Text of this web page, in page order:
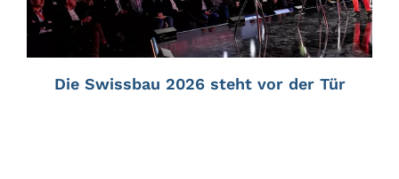
Die Swissbau 2026 steht vor der Tür